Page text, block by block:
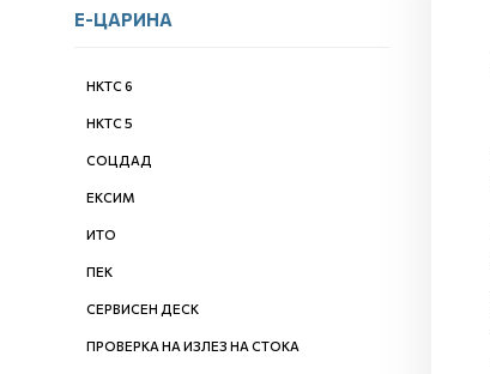
Е-ЦАРИНА
НКТС 6
НКТС 5
СОЦДАД
ЕКСИМ
ИТО
ПЕК
СЕРВИСЕН ДЕСК
ПРОВЕРКА НА ИЗЛЕЗ НА СТОКА